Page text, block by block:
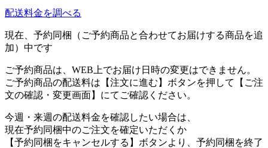
配送料金を調べる
現在、予約同梱（ご予約商品と合わせてお届けする商品を追
加）中です
ご予約商品は、WEB上でお届け日時の変更はできません。
ご予約商品の配送料は【注文に進む】ボタンを押して【ご注
文の確認・変更画面】にてご確認ください。
今週・来週の配送料金を確認したい場合は、
現在予約同梱中のご注文を確定いただくか
【予約同梱をキャンセルする】ボタンより、予約同梱を終了